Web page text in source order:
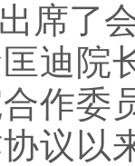
席了
院长
作委
议以